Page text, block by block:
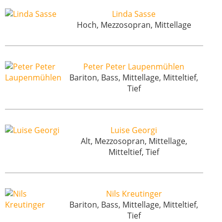
Linda Sasse
Hoch, Mezzosopran, Mittellage
Peter Peter Laupenmühlen
Bariton, Bass, Mittellage, Mitteltief,
Tief
Luise Georgi
Alt, Mezzosopran, Mittellage,
Mitteltief, Tief
Nils Kreutinger
Bariton, Bass, Mittellage, Mitteltief,
Tief